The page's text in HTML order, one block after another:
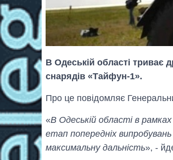
В Одеській області триває
снарядів «Тайфун-1».
Про це повідомляє
«В Одеській області в
етап попередніх
максимальну дальність», -